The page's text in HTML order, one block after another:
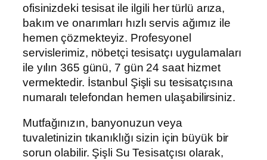
ofisinizdeki tesisat ile ilgili her türlü arıza,
bakım ve onarımları hızlı servis ağımız ile
hemen çözmekteyiz. Profesyonel
servislerimiz, nöbetçi tesisatçı uygulamaları
ile yılın 365 günü, 7 gün 24 saat hizmet
vermektedir. İstanbul Şişli su tesisatçısına
numaralı telefondan hemen ulaşabilirsiniz.
Mutfağınızın, banyonuzun veya
tuvaletinizin tıkanıklığı sizin için büyük bir
sorun olabilir. Şişli Su Tesisatçısı olarak,